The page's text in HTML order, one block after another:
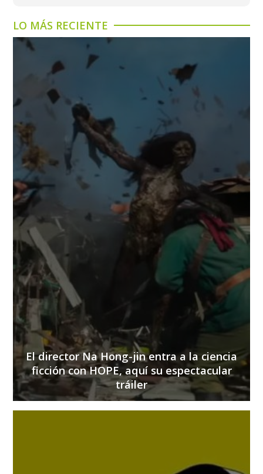
LO MÁS RECIENTE
El director Na Hong-jin entra a la ciencia
ficción con HOPE, aquí su espectacular
tráiler